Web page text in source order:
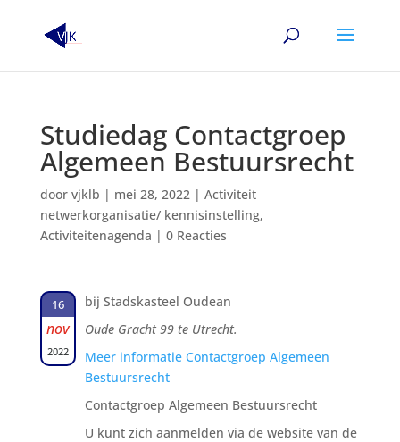
Studiedag Contactgroep
Algemeen Bestuursrecht
door vjklb | mei 28, 2022| Activiteit
netwerkorganisatie/ kennisinstelling,
Activiteitenagenda | 0 Reacties
16
nov
2022
bij Stadskasteel Oudean
Oude Gracht 99 te Utrecht.
Meer informatie Contactgroep Algemeen
Bestuursrecht
Contactgroep Algemeen Bestuursrecht
U kunt zich aanmelden via de website van de